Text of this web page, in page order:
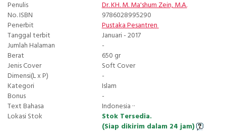
Penulis
Dr. KH. M. Ma'shum Zein, M.A.
No. ISBN
9786028995290
Penerbit
Pustaka Pesantren
Tanggal terbit
Januari - 2017
Jumlah Halaman
-
Berat
650 gr
Jenis Cover
Soft Cover
Dimensi(L x P)
-
Kategori
Islam
Bonus
-
Text Bahasa
Indonesia ··
Lokasi Stok
Stok Tersedia.
(Siap dikirim dalam 24 jam)